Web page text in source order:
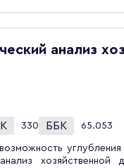
программы выпуска
сроками получения
и экономики
анализ
330 ББК 65.053
хозяйственной